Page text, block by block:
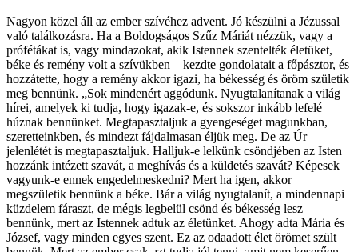
Nagyon közel áll az ember szívéhez advent. Jó készülni a Jézussal
való találkozásra. Ha a Boldogságos Szűz Máriát nézzük, vagy a
prófétákat is, vagy mindazokat, akik Istennek szentelték életüket,
béke és remény volt a szívükben – kezdte gondolatait a főpásztor, és
hozzátette, hogy a remény akkor igazi, ha békesség és öröm születik
meg bennünk. „Sok mindenért aggódunk. Nyugtalanítanak a világ
hírei, amelyek ki tudja, hogy igazak-e, és sokszor inkább lefelé
húznak bennünket. Megtapasztaljuk a gyengeséget magunkban,
szeretteinkben, és mindezt fájdalmasan éljük meg. De az Úr
jelenlétét is megtapasztaljuk. Halljuk-e lelkünk csöndjében az Isten
hozzánk intézett szavát, a meghívás és a küldetés szavát? Képesek
vagyunk-e ennek engedelmeskedni? Mert ha igen, akkor
megszületik bennünk a béke. Bár a világ nyugtalanít, a mindennapi
küzdelem fáraszt, de mégis legbelül csönd és békesség lesz
bennünk, mert az Istennek adtuk az életünket. Ahogy adta Mária és
József, vagy minden egyes szent. Ez az odaadott élet örömet szült